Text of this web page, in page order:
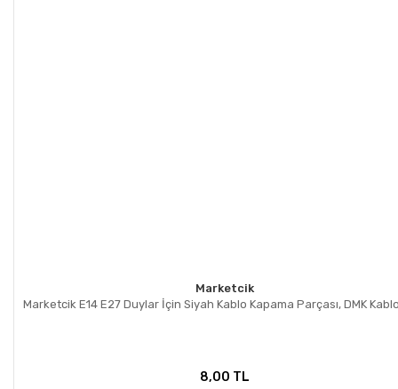
Marketcik
Marketcik E14 E27 Duylar İçin Siyah Kablo Kapama Parçası, DMK
8,00 TL